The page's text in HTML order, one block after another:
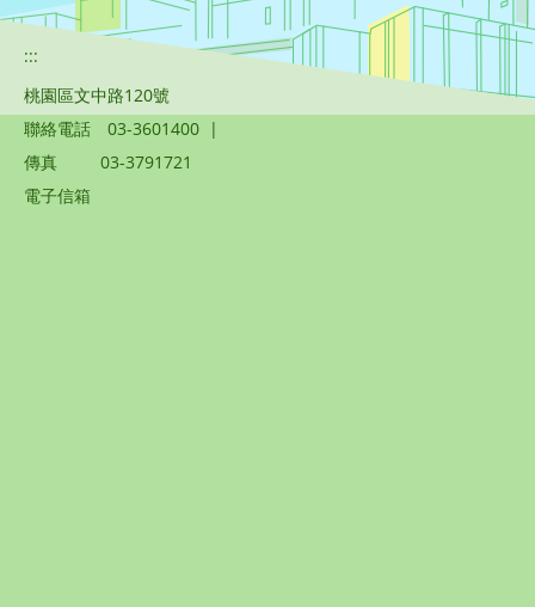
:::
桃園區文中路120號
聯絡電話
03-3601400 |
傳真
03-3791721
電子信箱